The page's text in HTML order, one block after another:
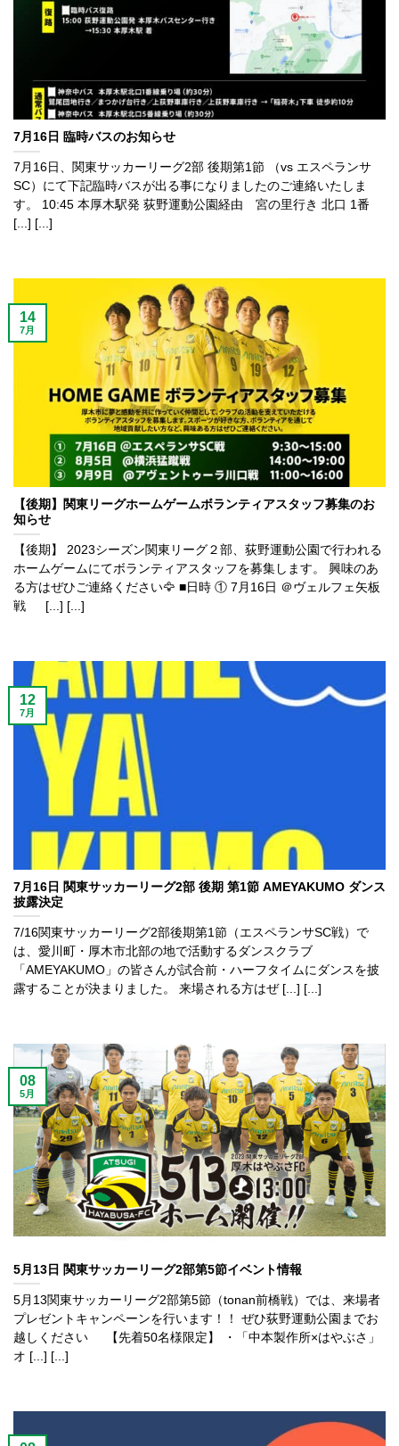
7月16日 臨時バスのお知らせ
7月16日、関東サッカーリーグ2部 後期第1節 （vs エスペランサ
SC）にて下記臨時バスが出る事になりましたのご連絡いたしま
す。 10:45 本厚木駅発 荻野運動公園経由 宮の里行き 北口 1番
[...] [...]
【後期】関東リーグホームゲームボランティアスタッフ募集のお
知らせ
【後期】 2023シーズン関東リーグ２部、荻野運動公園で行われる
ホームゲームにてボランティアスタッフを募集します。 興味のあ
る方はぜひご連絡ください🦅 ■日時 ① 7月16日 ＠ヴェルフェ矢板
戦 [...] [...]
14
7月
7月16日 関東サッカーリーグ2部 後期 第1節 AMEYAKUMO ダンス
披露決定
7/16関東サッカーリーグ2部後期第1節（エスペランサSC戦）で
は、愛川町・厚木市北部の地で活動するダンスクラブ
「AMEYAKUMO」の皆さんが試合前・ハーフタイムにダンスを披
露することが決まりました。 来場される方はぜ [...] [...]
12
7月
5月13日 関東サッカーリーグ2部第5節イベント情報
5月13関東サッカーリーグ2部第5節（tonan前橋戦）では、来場者
プレゼントキャンペーンを行います！！ ぜひ荻野運動公園までお
越しください 【先着50名様限定】 ・「中本製作所×はやぶさ」
オ [...] [...]
08
5月